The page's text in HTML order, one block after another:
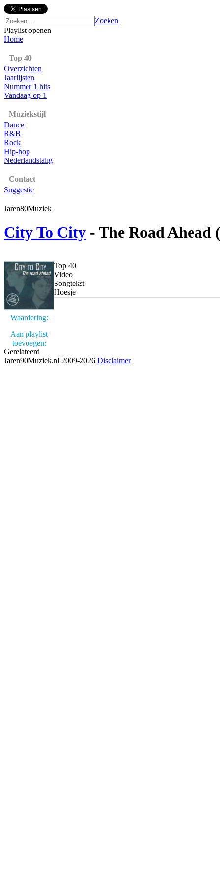
Zoeken
Playlist openen
Home
Top 40
Overzichten
Jaarlijsten
Nummer 1 hits
Vandaag op 1
Muziekstijl
Dance
R&B
Rock
Hip-hop
Nederlandstalig
Contact
Suggestie
Jaren80Muziek
City To City - The Road
Waardering:
Aan playlist
toevoegen:
Top 40
Video
Songtekst
Hoesje
Gerelateerd
Jaren90Muziek.nl 2009-2026 Disclaimer